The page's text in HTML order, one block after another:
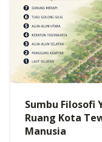
Sumbu Filosofi
Ruang Kota
Manusia